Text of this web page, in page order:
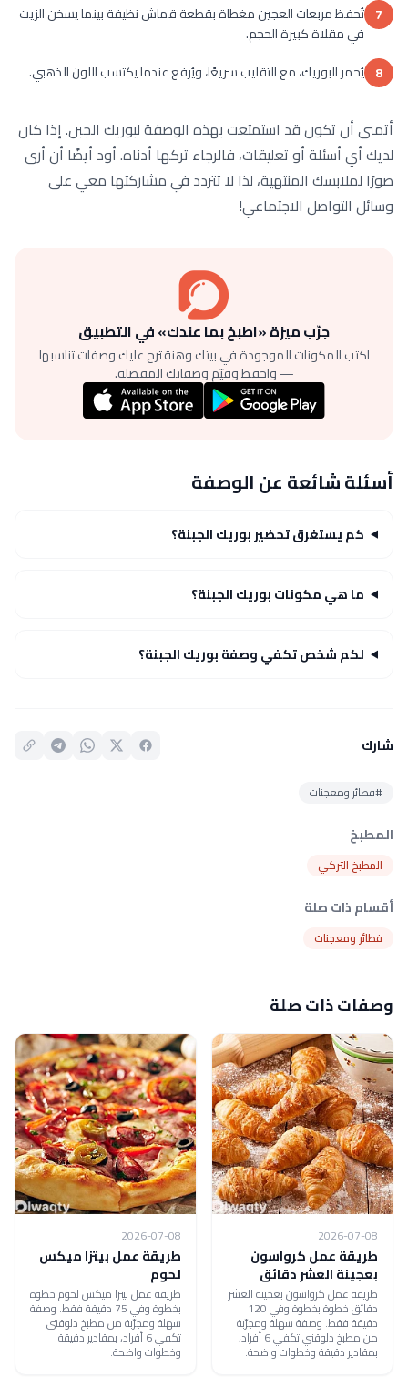
7 تُحفظ مربعات العجين مغطاة بقطعة قماش نظيفة بينما يسخن الزيت
في مقلاة كبيرة الحجم.
8 يُحمر البوريك، مع التقليب سريعًا، ويُرفع عندما يكتسب اللون الذهبي.
أتمنى أن تكون قد استمتعت بهذه الوصفة لبوريك الجبن. إذا كان
لديك أي أسئلة أو تعليقات، فالرجاء تركها أدناه. أود أيضًا أن أرى
صورًا لملابسك المنتهية، لذا لا تتردد في مشاركتها معي على
وسائل التواصل الاجتماعي!
جرّب ميزة «اطبخ بما عندك» في التطبيق
اكتب المكونات الموجودة في بيتك وهنقترح عليك وصفات تناسبها
— واحفظ وقيّم وصفاتك المفضلة.
أسئلة شائعة عن الوصفة
كم يستغرق تحضير بوريك الجبنة؟
ما هي مكونات بوريك الجبنة؟
لكم شخص تكفي وصفة بوريك الجبنة؟
شارك
#فطائر ومعجنات
المطبخ
المطبخ التركي
أقسام ذات صلة
فطائر ومعجنات
وصفات ذات صلة
2026-07-08
طريقة عمل كرواسون
بعجينة العشر دقائق
طريقة عمل كرواسون بعجينة العشر
دقائق خطوة بخطوة وفي 120
دقيقة فقط. وصفة سهلة ومجرّبة
من مطبخ دلوقتي تكفي 6 أفراد،
بمقادير دقيقة وخطوات واضحة.
2026-07-08
طريقة عمل بيتزا ميكس
لحوم
طريقة عمل بيتزا ميكس لحوم خطوة
بخطوة وفي 75 دقيقة فقط. وصفة
سهلة ومجرّبة من مطبخ دلوقتي
تكفي 6 أفراد، بمقادير دقيقة
وخطوات واضحة.